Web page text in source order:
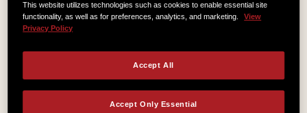
カントリー・アーティスト、ブルース・プレイヤー、ジャ
ズ・ギタリスト、クラシックの演奏家、さらにはハード・ロ
ッカーやメタル・プレイヤーまで多岐にわたるアーティスト
がそれぞれのTaylorのギターで演奏し創作しています。
私たちは、アーティストのキャリアのあらゆる段階をサポー
トすることを信念としているため、アーティストに金銭的な
This website utilizes technologies such as cookies to enable essential site
functionality, as well as for preferences, analytics, and marketing.
View
Privacy Policy
Accept Only Essential
Accept All